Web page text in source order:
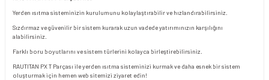
Yerden ısıtma sisteminizin kurulumunu kolaylaştırabilir ve hızlandırabilirsiniz.
Sızdırmaz ve güvenilir bir sistem kurarak uzun vadede yatırımınızın karşılığını
alabilirsiniz.
Farklı boru boyutlarını ve sistem türlerini kolayca birleştirebilirsiniz.
RAUTITAN PX T Parçası ile yerden ısıtma sisteminizi kurmak ve daha esnek bir sistem
oluşturmak için hemen web sitemizi ziyaret edin!